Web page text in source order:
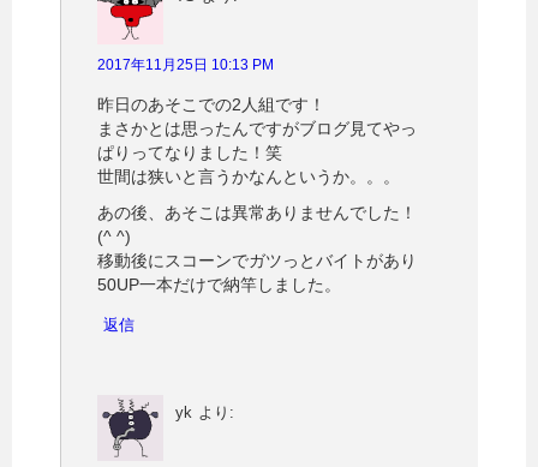
2017年11月25日 10:13 PM
昨日のあそこでの2人組です！
まさかとは思ったんですがブログ見てやっ
ぱりってなりました！笑
世間は狭いと言うかなんというか。。。
あの後、あそこは異常ありませんでした！
(^ ^)
移動後にスコーンでガツっとバイトがあり
50UP一本だけで納竿しました。
返信
yk より: